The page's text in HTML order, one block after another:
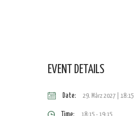
EVENT DETAILS
Date: 29. März 2027 | 18:15
Time: